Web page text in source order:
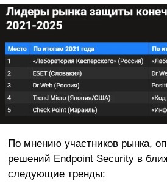
По мнению участников рынка,
решений Endpoint Security в
следующие тренды: